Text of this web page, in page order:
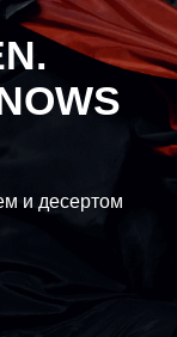
и десертом